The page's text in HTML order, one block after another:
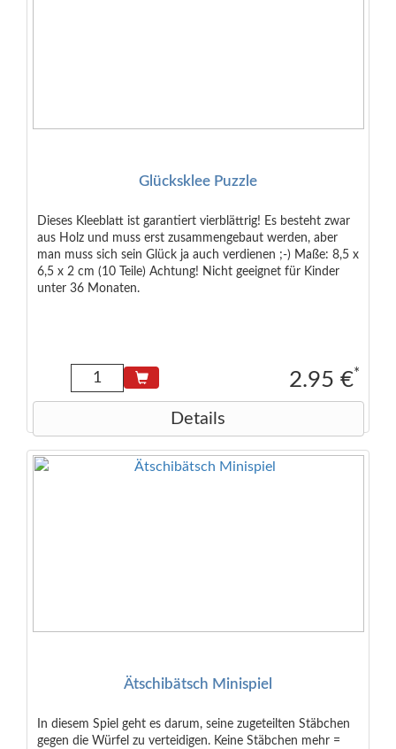
Glücksklee Puzzle
Dieses Kleeblatt ist garantiert vierblättrig! Es besteht zwar
aus Holz und muss erst zusammengebaut werden, aber
man muss sich sein Glück ja auch verdienen ;-) Maße: 8,5 x
6,5 x 2 cm (10 Teile) Achtung! Nicht geeignet für Kinder
unter 36 Monaten.
2.95 €*
Details
Ätschibätsch Minispiel
In diesem Spiel geht es darum, seine zugeteilten Stäbchen
gegen die Würfel zu verteidigen. Keine Stäbchen mehr =